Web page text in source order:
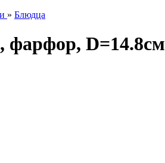
» Блюдца
D=14.8см